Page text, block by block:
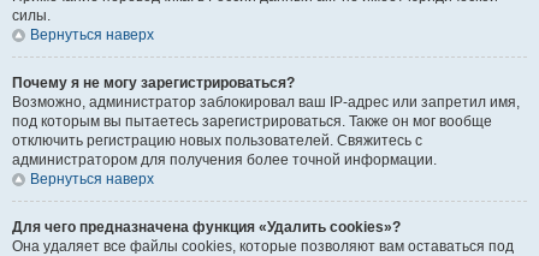
силы.
Вернуться наверх
Почему я не могу зарегистрироваться?
Возможно, администратор заблокировал ваш IP-адрес или запретил имя,
под которым вы пытаетесь зарегистрироваться. Также он мог вообще
отключить регистрацию новых пользователей. Свяжитесь с
администратором для получения более точной информации.
Вернуться наверх
Для чего предназначена функция «Удалить cookies»?
Она удаляет все файлы cookies, которые позволяют вам оставаться под